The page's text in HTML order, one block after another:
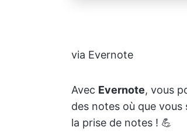
via Evernote
Avec Evernote, vous
des notes où que
la prise de notes ! 💪